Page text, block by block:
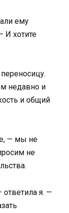
ему
И хотите
недавно и
и общий
— мы не
не
я. —